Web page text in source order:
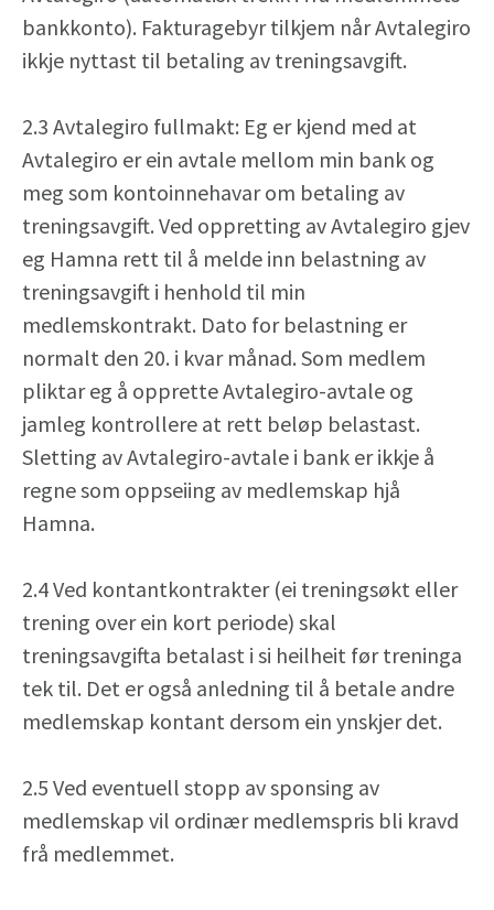
bankkonto). Fakturagebyr tilkjem når Avtalegiro
ikkje nyttast til betaling av treningsavgift.
2.3 Avtalegiro fullmakt: Eg er kjend med at
Avtalegiro er ein avtale mellom min bank og
meg som kontoinnehavar om betaling av
treningsavgift. Ved oppretting av Avtalegiro gjev
eg Hamna rett til å melde inn belastning av
treningsavgift i henhold til min
medlemskontrakt. Dato for belastning er
normalt den 20. i kvar månad. Som medlem
pliktar eg å opprette Avtalegiro-avtale og
jamleg kontrollere at rett beløp belastast.
Sletting av Avtalegiro-avtale i bank er ikkje å
regne som oppseiing av medlemskap hjå
Hamna.
2.4 Ved kontantkontrakter (ei treningsøkt eller
trening over ein kort periode) skal
treningsavgifta betalast i si heilheit før treninga
tek til. Det er også anledning til å betale andre
medlemskap kontant dersom ein ynskjer det.
2.5 Ved eventuell stopp av sponsing av
medlemskap vil ordinær medlemspris bli kravd
frå medlemmet.